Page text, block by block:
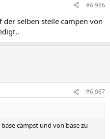
#6.986
selben stelle campen von
#6.987
campst und von base zu